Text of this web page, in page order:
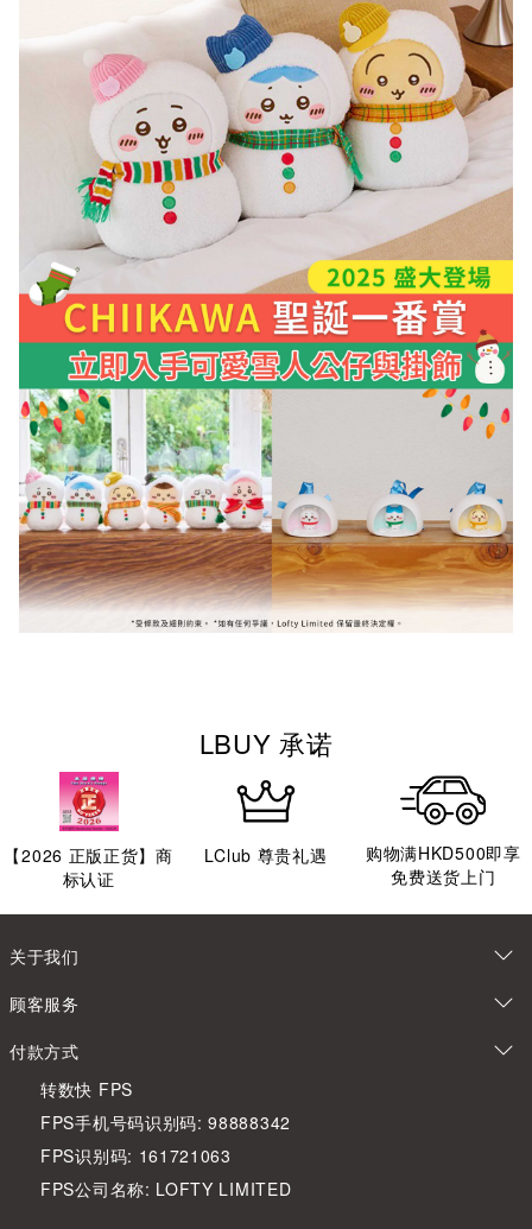
LBUY 承诺
【2026 正版正货】商
标认证
LClub 尊贵礼遇
购物满HKD500即享
免费送货上门
关于我们
顾客服务
付款方式
转数快 FPS
FPS手机号码识别码: 98888342
FPS识别码: 161721063
FPS公司名称: LOFTY LIMITED